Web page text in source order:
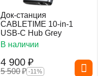
Док-станция
CABLETIME 10-in-1
USB-C Hub Grey
В наличии
4 900 ₽
5 500₽ -11%